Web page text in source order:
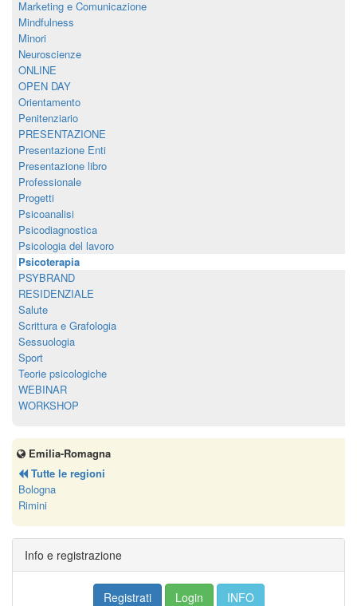
Marketing e Comunicazione
Mindfulness
Minori
Neuroscienze
ONLINE
OPEN DAY
Orientamento
Penitenziario
PRESENTAZIONE
Presentazione Enti
Presentazione libro
Professionale
Progetti
Psicoanalisi
Psicodiagnostica
Psicologia del lavoro
Psicoterapia
PSYBRAND
RESIDENZIALE
Salute
Scrittura e Grafologia
Sessuologia
Sport
Teorie psicologiche
WEBINAR
WORKSHOP
Emilia-Romagna
Tutte le regioni
Bologna
Rimini
Info e registrazione
Registrati Login INFO